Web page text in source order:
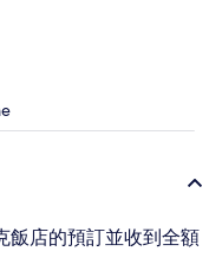
飯店的預訂並收到全額